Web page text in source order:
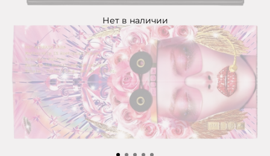
Нет в наличии